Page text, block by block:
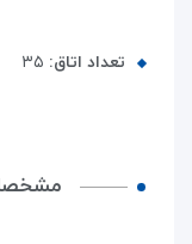
تعداد اتاق: ۳۵